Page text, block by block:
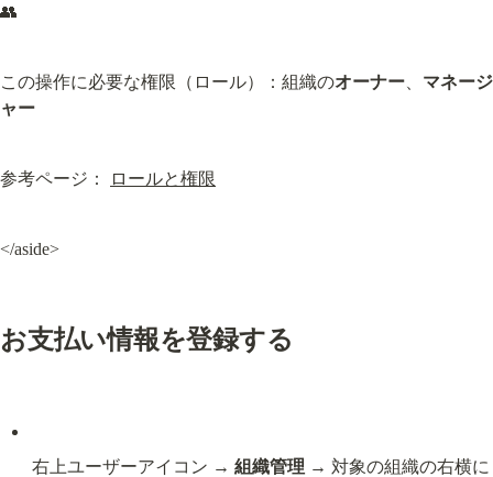
👥
この操作に必要な権限（ロール）：組織のオーナー
マネージ
ャー
参考ページ： ロールと権限
</aside>
お支払い情報を登録する
右上ユーザーアイコン → 組織管理 → 対象の組織の右横に